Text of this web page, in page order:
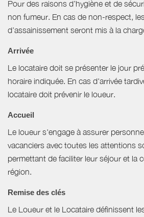
Pour des raisons d’hygiène et de
non fumeur. En cas de non-respect,
d’assainissement seront mis à la
Arrivée
Le locataire doit se présenter le jour
horaire indiquée. En cas d'arrivée
locataire doit prévenir le loueur.
Accueil
Le loueur s'engage à assurer
vacanciers avec toutes les attentions
permettant de faciliter leur séjour et la
région.
Remise des clés
Le Loueur et le Locataire définissent